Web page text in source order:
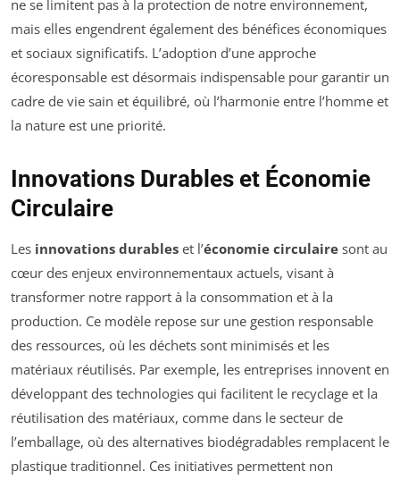
ne se limitent pas à la protection de notre environnement,
mais elles engendrent également des bénéfices économiques
et sociaux significatifs. L’adoption d’une approche
écoresponsable est désormais indispensable pour garantir un
cadre de vie sain et équilibré, où l’harmonie entre l’homme et
la nature est une priorité.
Innovations Durables et Économie
Circulaire
Les innovations durables et l’économie circulaire sont au
cœur des enjeux environnementaux actuels, visant à
transformer notre rapport à la consommation et à la
production. Ce modèle repose sur une gestion responsable
des ressources, où les déchets sont minimisés et les
matériaux réutilisés. Par exemple, les entreprises innovent en
développant des technologies qui facilitent le recyclage et la
réutilisation des matériaux, comme dans le secteur de
l’emballage, où des alternatives biodégradables remplacent le
plastique traditionnel. Ces initiatives permettent non